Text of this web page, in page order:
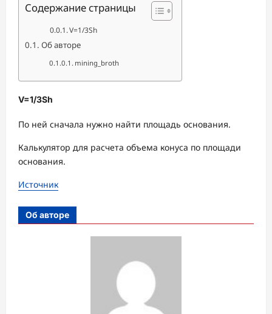
Содержание страницы
V=​1/3​​Sh
Об авторе
mining_broth
V=​1/3​​Sh
По ней сначала нужно найти площадь основания.
Калькулятор для расчета объема конуса по площади
основания.
Источник
Об авторе